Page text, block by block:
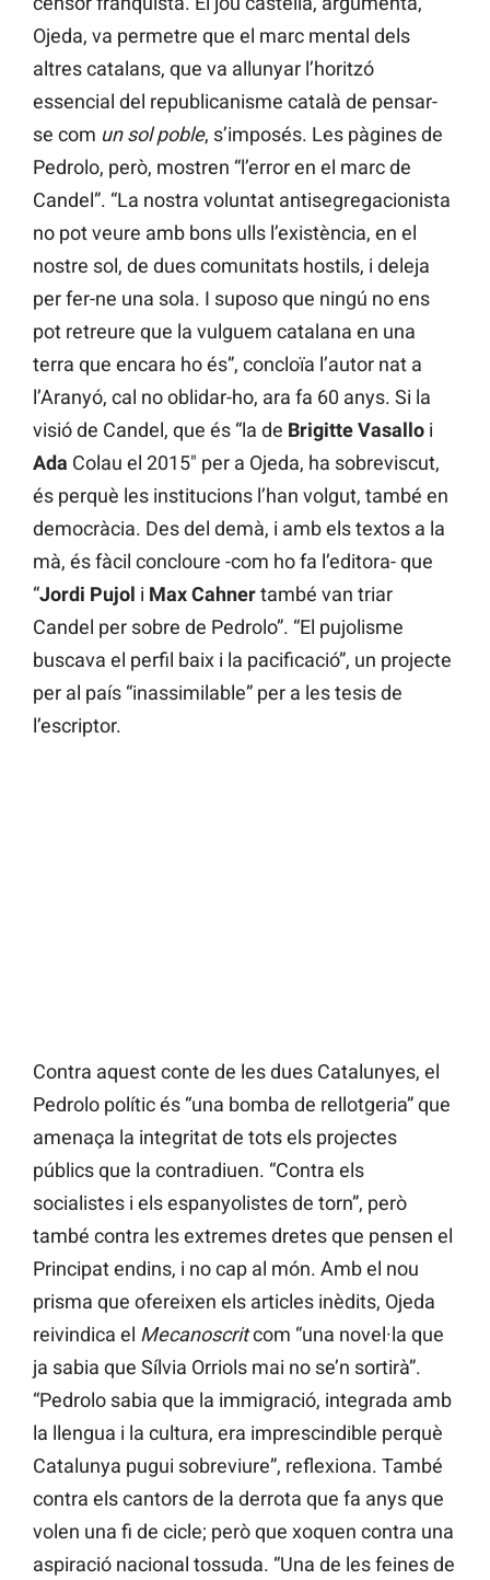
Ojeda, va permetre que el marc mental dels
altres catalans, que va allunyar l’horitzó
essencial del republicanisme català de pensar-
se com un sol poble, s’imposés. Les pàgines de
Pedrolo, però, mostren “l’error en el marc de
Candel”. “La nostra voluntat antisegregacionista
no pot veure amb bons ulls l’existència, en el
nostre sol, de dues comunitats hostils, i deleja
per fer-ne una sola. I suposo que ningú no ens
pot retreure que la vulguem catalana en una
terra que encara ho és”, concloïa l’autor nat a
l’Aranyó, cal no oblidar-ho, ara fa 60 anys. Si la
visió de Candel, que és “la de BrigitteVasallo i
Ada Colau el 2015″ per a Ojeda, ha sobreviscut,
és perquè les institucions l’han volgut, també en
democràcia. Des del demà, i amb els textos a la
mà, és fàcil concloure -com ho fa l’editora- que
“Jordi Pujol i MaxCahnertambé van triar
Candel per sobre de Pedrolo”. “El pujolisme
buscava el perfil baix i la pacificació”, un projecte
per al país “inassimilable” per a les tesis de
l’escriptor.
Contra aquest conte de les dues Catalunyes, el
Pedrolo polític és “una bomba de rellotgeria” que
amenaça la integritat de tots els projectes
públics que la contradiuen. “Contra els
socialistes i els espanyolistes de torn”, però
també contra les extremes dretes que pensen el
Principat endins, i no cap al món. Amb el nou
prisma que ofereixen els articles inèdits, Ojeda
reivindica el Mecanoscritcom “una novel·la que
ja sabia que Sílvia Orriols mai no se’n sortirà”.
“Pedrolo sabia que la immigració, integrada amb
la llengua i la cultura, era imprescindible perquè
Catalunya pugui sobreviure”, reflexiona. També
contra els cantors de la derrota que fa anys que
volen una fi de cicle; però que xoquen contra una
aspiració nacional tossuda. “Una de les feines de